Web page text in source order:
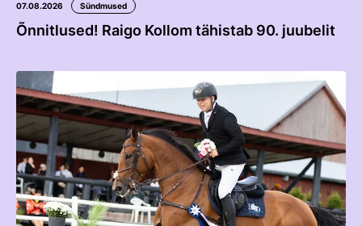
07.08.2026 Sündmused
Õnnitlused! Raigo Kollom tähistab 90. juubelit